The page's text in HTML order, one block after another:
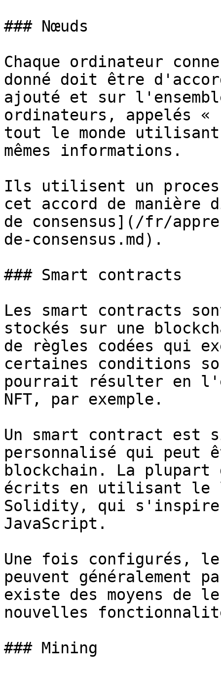
### Nœuds
Chaque ordinateur
donné doit être
ajouté et sur
ordinateurs, appelés
tout le monde
mêmes informations.
Ils utilisent un
cet accord de manière
de consensus](/fr/
de-consensus.md).
### Smart contracts
Les smart contracts
stockés sur une
de règles codées qui
certaines conditions
pourrait résulter en
NFT, par exemple.
Un smart contract est
personnalisé qui peut
blockchain. La plupart
écrits en utilisant le
Solidity, qui s'inspire
JavaScript.
Une fois configurés,
peuvent généralement
existe des moyens de
nouvelles
### Mining